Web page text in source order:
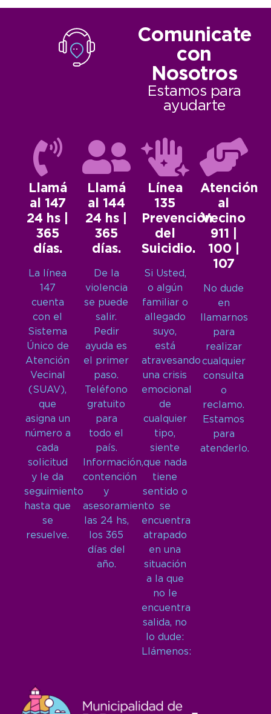
Comunicate
con
Nosotros
Estamos para
ayudarte
Llamá
al 147
24 hs |
365
días.
La línea
147
cuenta
con el
Sistema
Único de
Atención
Vecinal
(SUAV),
que
asigna un
número a
cada
solicitud
y le da
seguimiento
hasta que
se
resuelve.
Llamá
al 144
24 hs |
365
días.
De la
violencia
se puede
salir.
Pedir
ayuda es
el primer
paso.
Teléfono
gratuito
para
todo el
país.
Información,
contención
y
asesoramiento
las 24 hs,
los 365
días del
año.
Línea
135
Prevención
del
Suicidio.
Si Usted,
o algún
familiar o
allegado
suyo,
está
atravesando
una crisis
emocional
de
cualquier
tipo,
siente
que nada
tiene
sentido o
se
encuentra
atrapado
en una
situación
a la que
no le
encuentra
salida, no
lo dude:
Llámenos:
Atención
al
Vecino
911 |
100 |
107
No dude
en
llamarnos
para
realizar
cualquier
consulta
o
reclamo.
Estamos
para
atenderlo.